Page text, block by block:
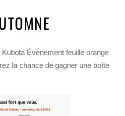
Évènement feuille orange
la chance de gagner une boîte